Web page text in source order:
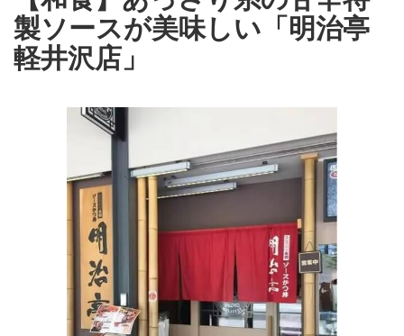
製ソースが美味しい「明治亭
軽井沢店」